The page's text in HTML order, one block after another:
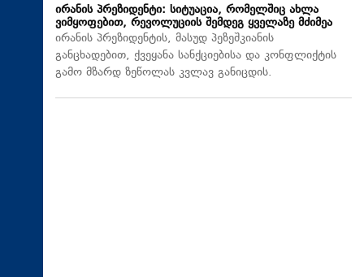
ირანის პრეზიდენტი: სიტუაცია, რომელშიც ახლა
ვიმყოფებით, რევოლუციის შემდეგ ყველაზე მძიმეა
ირანის პრეზიდენტის, მასუდ პეზეშკიანის
განცხადებით, ქვეყანა სანქციებისა და კონფლიქტის
გამო მზარდ ზეწოლას კვლავ განიცდის.